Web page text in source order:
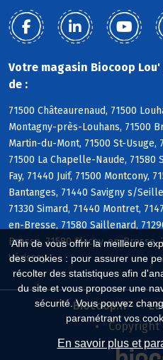
Afin de vous offrir la meilleure
des cookies : pour assurer une
récolter des statistiques afin
du site et vous proposer une
sécurité. Vous pouvez
paramétrant vos
En savoir plus et
Votre magasin Biocoop
de :
71500 Châteaurenaud, 71500
Montagny-près-Louhans, 71500
Martin-du-Mont, 71500 St-Usuge,
71500 La Chapelle-Naude, 71580
Fay, 71440 Juif, 71500 Montcony,
Bantanges, 71440 Savigny s/
71330 Simard, 71440 Montret,
en-Bresse, 71580 Saillenard,
Bresse, 71580 Flacey-en-Bresse,
Vérissey
Biocoop.fr
Copyright